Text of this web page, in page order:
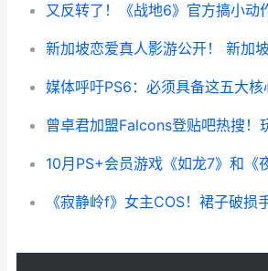
又反转了！《战地6》官方搞小动
新加坡恋爱真人影游公开！ 新加
媒体呼吁PS6：必须具备这五大
曾卓君加盟Falcons登贴吧热搜
《寂静岭f》女主COS！裙子破